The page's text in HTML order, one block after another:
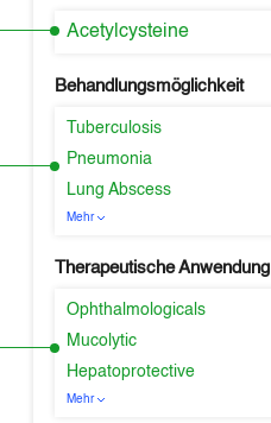
Acetylcysteine
Behandlungsmöglichkeit
Tuberculosis
Pneumonia
Lung Abscess
Mehr
Therapeutische Anwendung
Ophthalmologicals
Mucolytic
Hepatoprotective
Mehr